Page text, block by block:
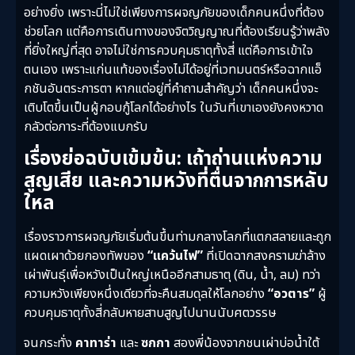
อย่างยิ่ง เพราะนี่ไม่ใช่เพียงการผจญภัยของเด็กคนหนึ่งที่ต้อง
ช่วยโลก แต่คือการเดินทางของจิตวิญญาณที่ต้องเรียนรู้ว่าพลัง
ที่ยิ่งใหญ่ที่สุด อาจไม่ใช่การควบคุมธาตุทั้งสี่ แต่คือการเข้าใจ
ตนเอง เพราะแก่นแท้ของเรื่องไม่ได้อยู่ที่เวทมนตร์หรือฉากแอ็
กชันอันตระการตา หากแต่อยู่ที่คำถามสำคัญว่า เด็กคนหนึ่งจะ
เติบโตขึ้นเป็นผู้กอบกู้โลกได้อย่างไร ในวันที่เขาเองยังคงหวาด
กลัวต่อภาระที่ต้องแบกรับ
เรื่องย่อฉบับเข้มข้น: เถ้าถ่านแห่งความ
สูญเสีย และความหวังที่ตื่นจากการหลับ
ใหล
เรื่องราวการผจญภัยเริ่มต้นขึ้นท่ามกลางโลกที่แตกสลายและถูก
แผดเผาด้วยกองทัพของ “แคว้นไฟ” ที่เปิดฉากสงครามฆ่าล้าง
เผ่าพันธุ์เพื่อหวังเป็นใหญ่เหนืออีกสามธาตุ (ดิน, น้ำ, ลม) ทว่า
ความหวังเพียงหนึ่งเดียวที่จะคืนสมดุลให้โลกอย่าง “อวตาร” ผู้
ควบคุมธาตุทั้งสี่กลับหายสาบสูญไปนานนับศตวรรษ
จนกระทั่ง คาทาร่า และซกกา สองพี่น้องจากชนเผ่าบ่อน้ำใต้